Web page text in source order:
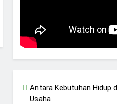
Antara Kebutuhan Hidup
Usaha